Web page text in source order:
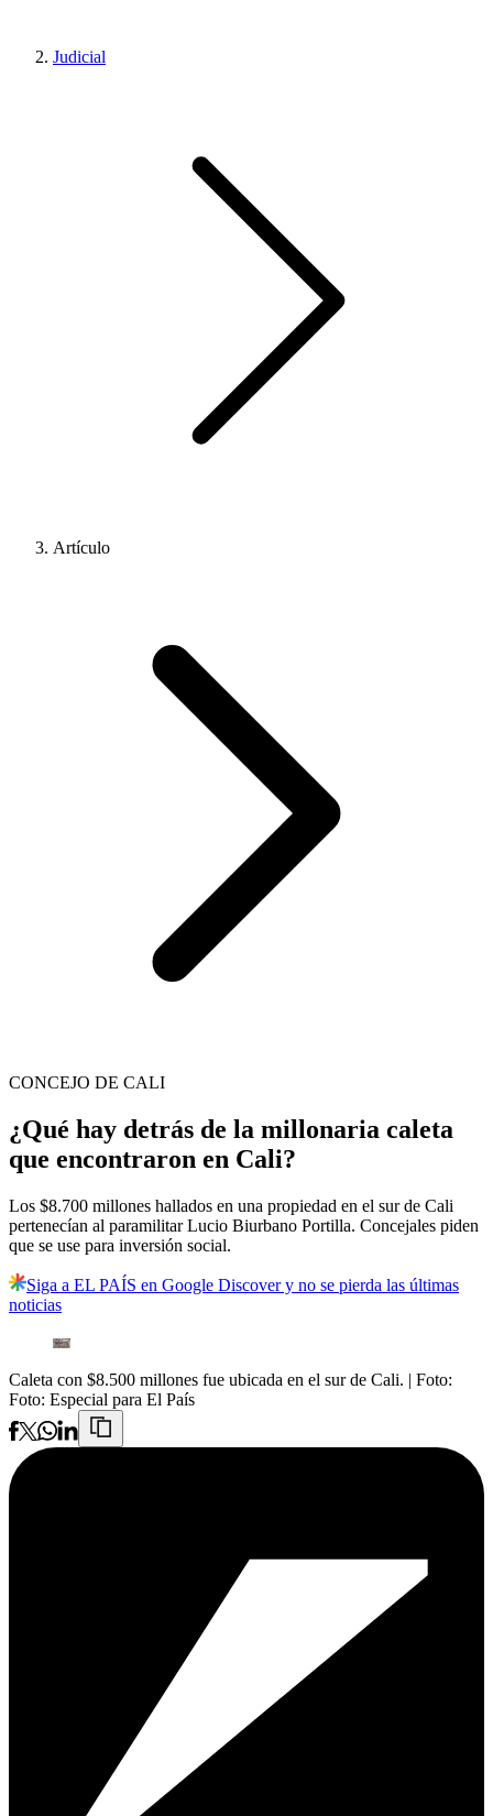
Judicial
Artículo
CONCEJO DE CALI
¿Qué hay detrás de la millonaria caleta
que encontraron en Cali?
Los $8.700 millones hallados en una propiedad en el sur de Cali
pertenecían al paramilitar Lucio Biurbano Portilla. Concejales piden
que se use para inversión social.
Siga a EL PAÍS en Google Discover y no se pierda las últimas
noticias
Caleta con $8.500 millones fue ubicada en el sur de Cali. | Foto:
Foto: Especial para El País